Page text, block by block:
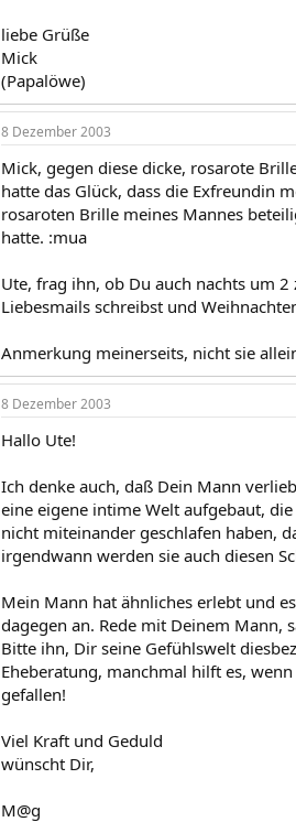
liebe Grüße
Mick
(Papalöwe)
8 Dezember 2003
Mick, gegen diese dicke, rosarote
hatte das Glück, dass die Exfreundin
rosaroten Brille meines Mannes
hatte. :mua
Ute, frag ihn, ob Du auch nachts um
Liebesmails schreibst und
Anmerkung meinerseits, nicht sie
8 Dezember 2003
Hallo Ute!
Ich denke auch, daß Dein Mann
eine eigene intime Welt aufgebaut,
nicht miteinander geschlafen haben,
irgendwann werden sie auch diesen
Mein Mann hat ähnliches erlebt und
dagegen an. Rede mit Deinem Mann,
Bitte ihn, Dir seine Gefühlswelt
Eheberatung, manchmal hilft es,
gefallen!
Viel Kraft und Geduld
wünscht Dir,
M@g